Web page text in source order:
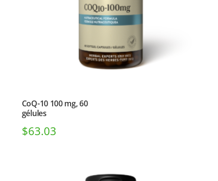
CoQ-10 100 mg, 60
gélules
$63.03